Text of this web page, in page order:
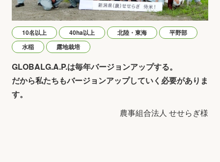
GLOBALG.A.P.は毎年バージョンアップする。
だから私たちもバージョンアップしていく必要がありま
す。
農事組合法人 せせらぎ様
10名以上 40ha以上 北陸・東海
平野部
水稲
露地栽培